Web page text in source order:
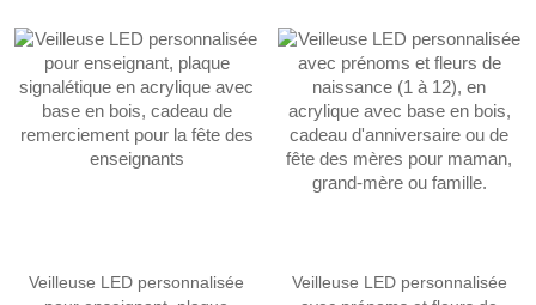
base en bois, décoration
d'intérieur, cadeau
d'anniversaire pour filles et
passionnées de ballet.
la fête des
enseignants/mentors/
éducateurs
Veilleuse LED personnalisée
Veilleuse LED personnalisée